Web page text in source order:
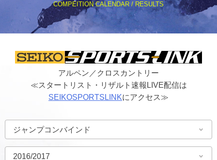
COMPEITION CALENDAR / RESULTS
アルペン／クロスカントリー
≪スタートリスト・リザルト速報LIVE配信は
SEIKOSPORTSLINKにアクセス≫